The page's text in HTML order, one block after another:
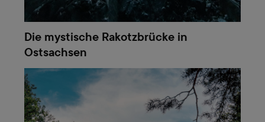
Die mystische Rakotzbrücke in
Ostsachsen